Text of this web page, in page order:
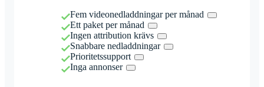
Fem videonedladdningar per månad
Ett paket per månad
Ingen attribution krävs
Snabbare nedladdningar
Prioritetssupport
Inga annonser